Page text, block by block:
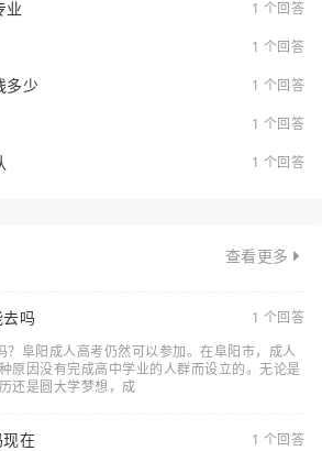
业 1 个回答
1 个回答
多少 1 个回答
1 个回答
1 个回答
查看更多
吗
1 个回答
？阜阳成人高考仍然可以参加。在阜阳市，成人
原因没有完成高中学业的人群而设立的。无论是
还是圆大学梦想，成
在
1 个回答